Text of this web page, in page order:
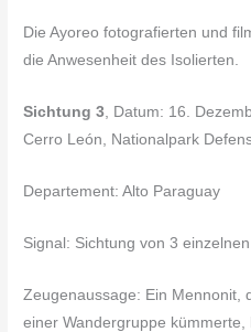
Die Ayoreo fotografierten und
die Anwesenheit des Isolierten.
Sichtung 3, Datum: 16.
Cerro León, Nationalpark
Departement: Alto Paraguay
Signal: Sichtung von 3 einzelnen
Zeugenaussage: Ein Mennonit,
einer Wandergruppe